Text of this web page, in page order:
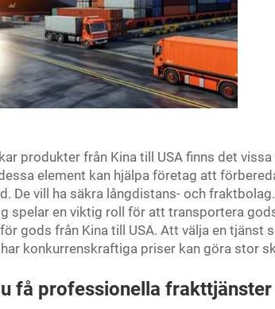
produkter från Kina till USA finns det
element kan hjälpa företag att
De vill ha säkra långdistans- och
spelar en viktig roll för att transportera
gods från Kina till USA. Att välja en tjänst
konkurrenskraftiga priser kan göra stor
få professionella